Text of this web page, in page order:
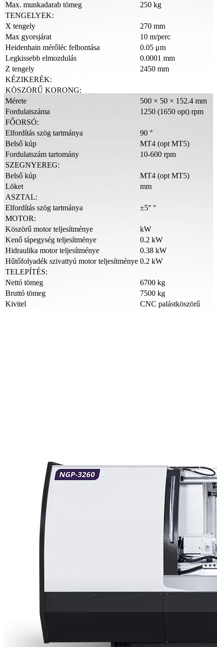
Max. munkadarab tömeg
250 kg
TENGELYEK:
X tengely
270 mm
Max gyorsjárat
10 m/perc
Heidenhain mérőléc felbontása
0.05 μm
Legkissebb elmozdulás
0.0001 mm
Z tengely
2450 mm
KÉZIKERÉK:
KÖSZÖRŰ KORONG:
Mérete
500 × 50 × 152.4 mm
Fordulatszáma
1250 (1650 opt) rpm
FŐORSÓ:
Elfordítás szög tartmánya
90 °
Belső kúp
MT4 (opt MT5)
Fordulatszám tartomány
10-600 rpm
SZEGNYEREG:
Belső kúp
MT4 (opt MT5)
Löket
mm
ASZTAL:
Elfordítás szög tartmánya
±5° °
MOTOR:
Köszörű motor teljesítménye
kW
Kenő tápegység teljesítménye
0.2 kW
Hidraulika motor teljesítménye
0.38 kW
Hűtőfolyadék szivattyú motor teljesítménye 0.2 kW
TELEPÍTÉS:
Nettó tömeg
6700 kg
Bruttó tömeg
7500 kg
Kivitel
CNC palástköszörű